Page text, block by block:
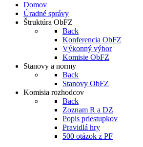
Domov
Úradné správy
Štruktúra ObFZ
Back
Konferencia ObFZ
Výkonný výbor
Komisie ObFZ
Stanovy a normy
Back
Stanovy ObFZ
Komisia rozhodcov
Back
Zoznam R a DZ
Popis priestupkov
Pravidlá hry
500 otázok z PF